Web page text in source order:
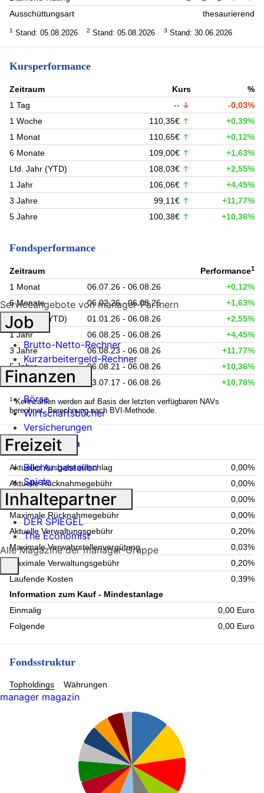
Ausschüttungsart
thesaurierend
1 Stand: 05.08.2026 2 Stand: 05.08.2026 3 Stand: 30.06.2026
Kursperformance
Zeitraum Kurs
%
1 Tag
--
-0,03%
1 Woche
110,35€
+0,39%
1 Monat
110,65€
+0,12%
6 Monate
109,00€
+1,63%
Lfd. Jahr (YTD)
108,03€
+2,55%
1 Jahr
106,06€
+4,45%
3 Jahre
99,11€
+11,77%
5 Jahre
100,38€ +10,36%
Fondsperformance
Zeitraum Performance1
1 Monat 06.07.26 - 06.08.26
+0,12%
6 Monate
06.02.26 - 06.08.26
+1,63%
Lfd. Jahr (YTD)
01.01.26 - 06.08.26
+2,55%
1 Jahr
06.08.25 - 06.08.26
+4,45%
3 Jahre
06.08.23 - 06.08.26
+11,77%
5 Jahre
06.08.21 - 06.08.26
+10,36%
seit Auflage
03.07.17 - 06.08.26 +10,78%
1 Kennzahlen werden auf Basis der letzten verfügbaren NAVs
berechnet. Berechnung nach BVI-Methode.
Fondsgebühren
Aktueller Ausgabeaufschlag
0,00%
Aktuelle Rücknahmegebühr
0,00%
Maximaler Ausgabeaufschlag
0,00%
Maximale Rücknahmegebühr
0,00%
Aktuelle Verwaltungsgebühr
0,20%
Maximale Verwahrstellenvergütung
0,03%
Maximale Verwaltungsgebühr
0,20%
Laufende Kosten
0,39%
Information zum Kauf - Mindestanlage
Einmalig
0,00 Euro
Folgende
0,00 Euro
Fondsstruktur
Topholdings Währungen
Serviceangebote von manager-Partnern
Job
Brutto-Netto-Rechner
Kurzarbeitergeld-Rechner
Finanzen
Börse
Wirtschaftsbücher
Versicherungen
Freizeit
Bücher bestellen
Spiele
Inhaltepartner
DER SPIEGEL
The Economist
Alle Magazine der manager-Gruppe
manager magazin